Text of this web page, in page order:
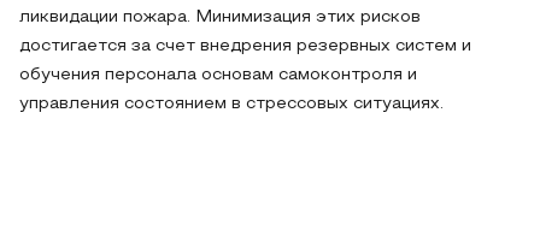
ликвидации пожара. Минимизация этих рисков
достигается за счет внедрения резервных систем и
обучения персонала основам самоконтроля и
управления состоянием в стрессовых ситуациях.